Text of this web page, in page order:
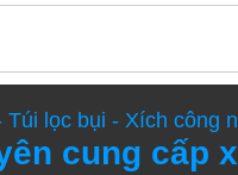
Túi lọc bụi - Xích công
cung cấp